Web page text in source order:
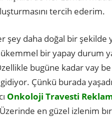
tercih ederim.
şey daha doğal bir
bir yapay durum
bugüne kadar vay
Çünkü burada
Onkoloji Travesti
en güzel izlenim